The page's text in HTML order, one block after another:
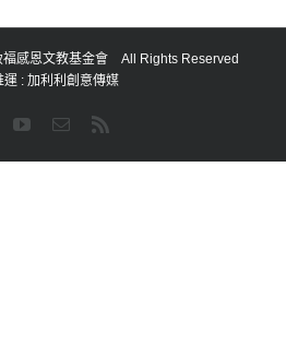
福感恩文教基金會 All Rights Reserved
運 : 加利利創意傳媒
FacebookYouTube
Email: